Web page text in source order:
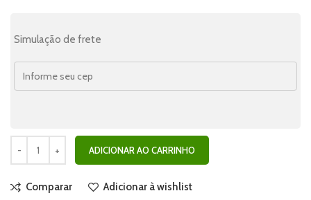
Simulação de frete
ADICIONAR AO CARRINHO
Comparar Adicionar à wishlist